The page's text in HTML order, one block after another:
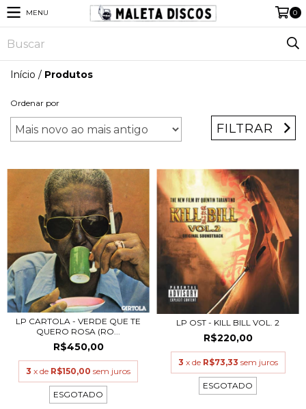
MENU 0
Início / Produtos
Ordenar por
FILTRAR
LP CARTOLA - VERDE QUE TE
QUERO ROSA (RO...
R$450,00
3 x de R$150,00 sem juros
ESGOTADO
LP OST - KILL BILL VOL. 2
R$220,00
3 x de R$73,33 sem juros
ESGOTADO